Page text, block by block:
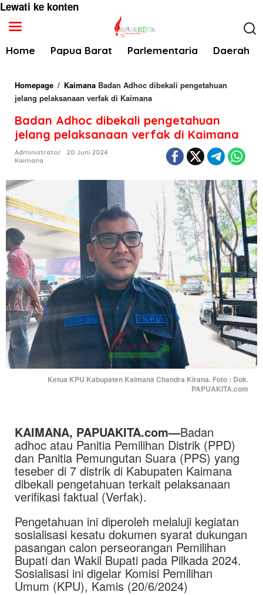
Lewati ke konten
Home Papua Barat Parlementaria Daerah
Homepage / Kaimana Badan Adhoc dibekali pengetahuan
jelang pelaksanaan verfak di Kaimana
Badan Adhoc dibekali pengetahuan
jelang pelaksanaan verfak di Kaimana
Administrator
20 Juni 2024
Kaimana
Ketua KPU Kabupaten Kaimana Chandra Kirana. Foto : Dok.
PAPUAKITA.com
KAIMANA, PAPUAKITA.com—Badan
adhoc atau Panitia Pemilihan Distrik (PPD)
dan Panitia Pemungutan Suara (PPS) yang
teseber di 7 distrik di Kabupaten Kaimana
dibekali pengetahuan terkait pelaksanaan
verifikasi faktual (Verfak).
Pengetahuan ini diperoleh melaluji kegiatan
sosialisasi kesatu dokumen syarat dukungan
pasangan calon perseorangan Pemilihan
Bupati dan Wakil Bupati pada Pilkada 2024.
Sosialisasi ini digelar Komisi Pemilihan
Umum (KPU), Kamis (20/6/2024)